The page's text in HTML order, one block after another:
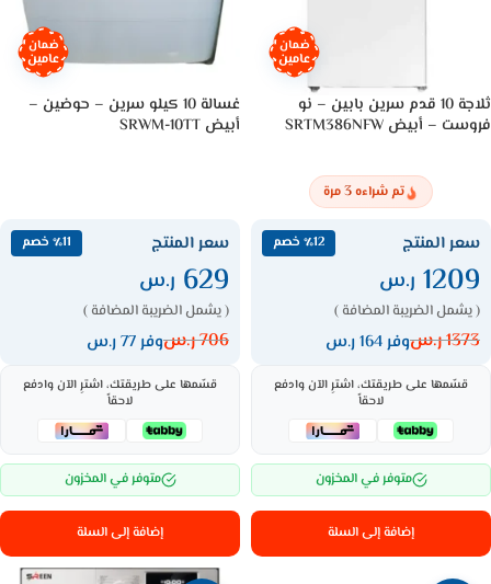
ضمان
عامين
ثلاجة 10 قدم سرين بابين – نو
فروست – أبيض SRTM386NFW
تم شراءه3مرة
سعر المنتج ٪12 خصم
1209 ر.س
( يشمل الضريبة المضافة )
1373ر.سوفر 164 ر.س
قسّمها على طريقتك، اشترِ الآن وادفع
لاحقاً
متوفر في المخزون
إضافة إلى السلة
ضمان
عامين
غسالة 10 كيلو سرين – حوضين –
أبيض SRWM-10TT
سعر المنتج ٪11 خصم
629 ر.س
( يشمل الضريبة المضافة )
706ر.سوفر 77 ر.س
قسّمها على طريقتك، اشترِ الآن وادفع
لاحقاً
متوفر في المخزون
إضافة إلى السلة